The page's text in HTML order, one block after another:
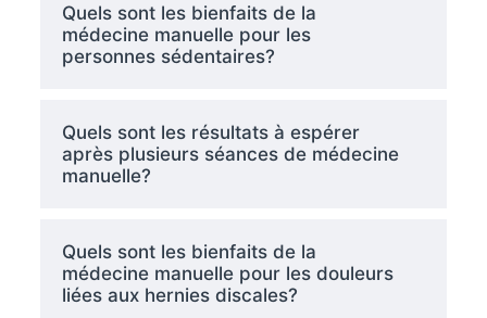
Quels sont les bienfaits de la
médecine manuelle pour les
personnes sédentaires?
Quels sont les résultats à espérer
après plusieurs séances de médecine
manuelle?
Quels sont les bienfaits de la
médecine manuelle pour les douleurs
liées aux hernies discales?